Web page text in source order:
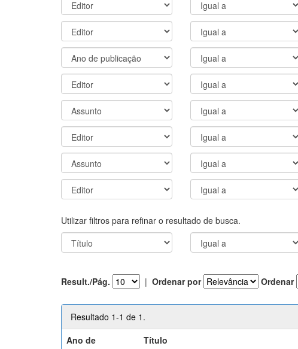
Utilizar filtros para refinar o resultado de busca.
Result./Pág. | Ordenar por Ordenar
Resultado 1-1 de 1.
Ano de
Título